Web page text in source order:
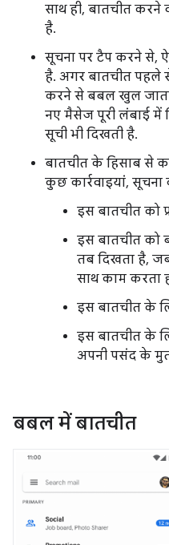
साथ ही, बातचीत करने
है.
सूचना पर टैप करने से,
है. अगर बातचीत पहले
करने से बबल खुल
नए मैसेज पूरी लंबाई में
सूची भी दिखती है.
बातचीत के हिसाब से
कुछ कार्रवाइयां,
इस बातचीत को
इस बातचीत को
तब दिखता है,
साथ काम करता
इस बातचीत के
इस बातचीत के
अपनी पसंद के
बबल में बातचीत